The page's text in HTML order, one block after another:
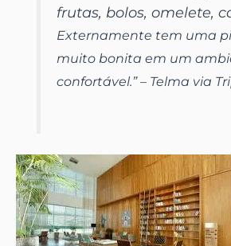
frutas, bolos, omelete,
Externamente tem uma
muito bonita em um
confortável.” – Telma via